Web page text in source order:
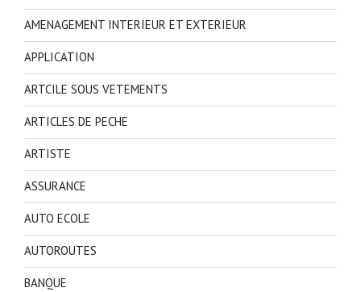
AMENAGEMENT INTERIEUR ET EXTERIEUR
APPLICATION
ARTCILE SOUS VETEMENTS
ARTICLES DE PECHE
ARTISTE
ASSURANCE
AUTO ECOLE
AUTOROUTES
BANQUE